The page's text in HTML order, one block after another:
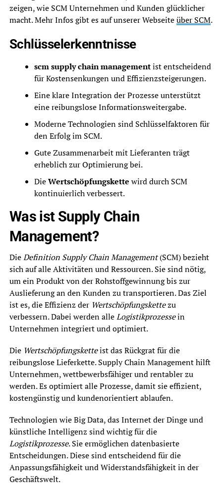
zeigen, wie SCM Unternehmen und Kunden glücklicher
macht. Mehr Infos gibt es auf unserer Webseiteüber SCM.
Schlüsselerkenntnisse
scm supply chain managementist entscheidend
für Kostensenkungen und Effizienzsteigerungen.
Eine klare Integration der Prozesse unterstützt
eine reibungslose Informationsweitergabe.
Moderne Technologien sind Schlüsselfaktoren für
den Erfolg im SCM.
Gute Zusammenarbeit mit Lieferanten trägt
erheblich zur Optimierung bei.
DieWertschöpfungskette wird durch SCM
kontinuierlich verbessert.
Was ist Supply Chain
Management?
DieDefinition Supply Chain Management(SCM) bezieht
sich auf alle Aktivitäten und Ressourcen. Sie sind nötig,
um ein Produkt von der Rohstoffgewinnung bis zur
Auslieferung an den Kunden zu transportieren. Das Ziel
ist es, die Effizienz der Wertschöpfungskettezu
verbessern. Dabei werden alleLogistikprozessein
Unternehmen integriert und optimiert.
Die Wertschöpfungsketteist das Rückgrat für die
reibungslose Lieferkette. Supply Chain Management hilft
Unternehmen, wettbewerbsfähiger und rentabler zu
werden. Es optimiert alle Prozesse, damit sie effizient,
kostengünstig und kundenorientiert ablaufen.
Technologien wie Big Data, das Internet der Dinge und
künstliche Intelligenz sind wichtig für die
Logistikprozesse. Sie ermöglichen datenbasierte
Entscheidungen. Diese sind entscheidend für die
Anpassungsfähigkeit und Widerstandsfähigkeit in der
Geschäftswelt.